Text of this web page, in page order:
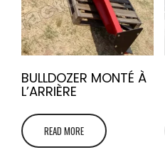
BULLDOZER MONTÉ À
L’ARRIÈRE
READ MORE